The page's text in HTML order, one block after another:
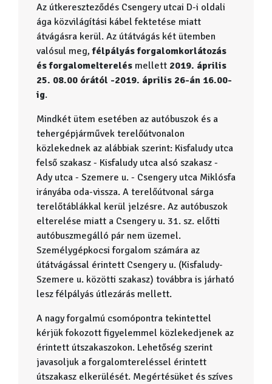
Az útkereszteződés Csengery utcai D-i oldali
ága közvilágítási kábel fektetése miatt
átvágásra kerül. Az útátvágás két ütemben
valósul meg,félpályás forgalomkorlátozás
és forgalomelterelés mellett 2019. április
25. 08.00 órától -2019. április 26-án 16.00-
ig.
Mindkét ütem esetében az autóbuszok és a
tehergépjárművek terelőútvonalon
közlekednek az alábbiak szerint: Kisfaludy utca
felső szakasz - Kisfaludy utca alsó szakasz -
Ady utca - Szemere u. - Csengery utca Miklósfa
irányába oda-vissza. A terelőútvonal sárga
terelőtáblákkal kerül jelzésre. Az autóbuszok
elterelése miatt a Csengery u. 31. sz. előtti
autóbuszmegálló pár nem üzemel.
Személygépkocsi forgalom számára az
útátvágással érintett Csengery u. (Kisfaludy-
Szemere u. közötti szakasz) továbbra is járható
lesz félpályás útlezárás mellett.
A nagy forgalmú csomópontra tekintettel
kérjük fokozott figyelemmel közlekedjenek az
érintett útszakaszokon. Lehetőség szerint
javasoljuk a forgalomtereléssel érintett
útszakasz elkerülését. Megértésüket és szíves